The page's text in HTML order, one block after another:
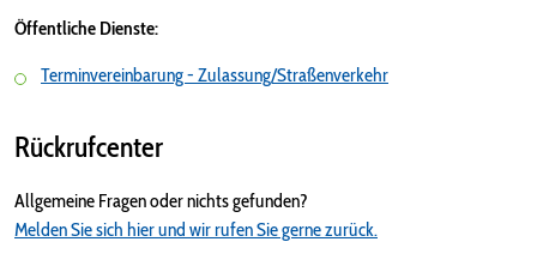
Öffentliche Dienste:
Terminvereinbarung - Zulassung/Straßenverkehr
Rückrufcenter
Allgemeine Fragen oder nichts gefunden?
Melden Sie sich hier und wir rufen Sie gerne zurück.